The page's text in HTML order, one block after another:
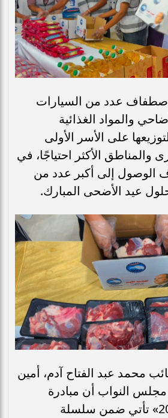
عدد من السيارات
والمواد الغذائية
على الأسر الأولى
والمناطق الأكثر احتياجًا، في
الوصول إلى أكبر عدد من
عيد الأضحى المبارك.
محمد عبد الفتاح آدم، أمين
النواب أن مبادرة
«أضحي الخير 2026» تأتي ضمن سلسلة